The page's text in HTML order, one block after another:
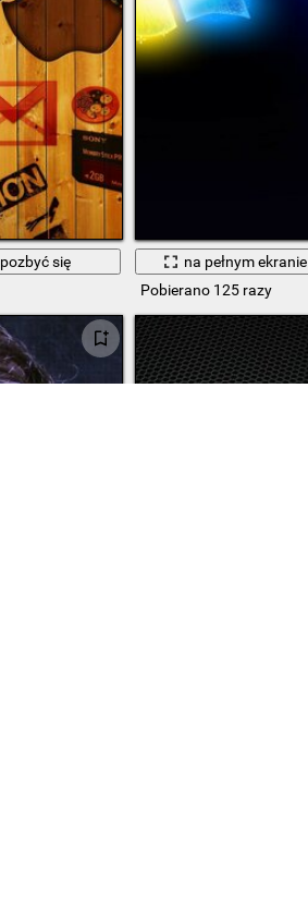
pozbyć się
na pełnym ekranie
Pobierano 125 razy